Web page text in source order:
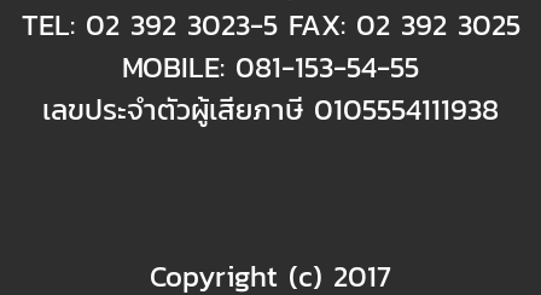
TEL: 02 392 3023-5 FAX: 02 392 3025
MOBILE: 081-153-54-55
เลขประจำตัวผู้เสียภาษี 0105554111938
Copyright (c) 2017